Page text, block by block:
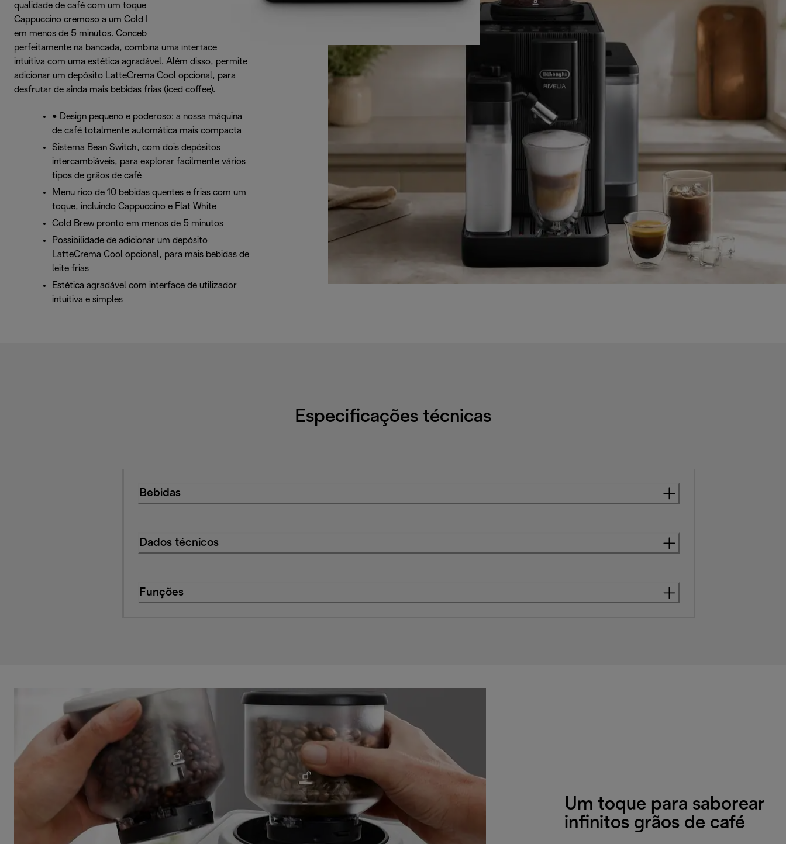
qualidade de café com um toque num botão, desde um
Cappuccino cremoso a um Cold Brew refrescante, pronta
em menos de 5 minutos. Concebida para se enquadrar
perfeitamente na bancada, combina uma interface
intuitiva com uma estética agradável. Além disso, permite
adicionar um depósito LatteCrema Cool opcional, para
desfrutar de ainda mais bebidas frias (iced coffee).
• Design pequeno e poderoso: a nossa máquina
de café totalmente automática mais compacta
Sistema Bean Switch, com dois depósitos
intercambiáveis, para explorar facilmente vários
tipos de grãos de café
Menu rico de 10 bebidas quentes e frias com um
toque, incluindo Cappuccino e Flat White
Cold Brew pronto em menos de 5 minutos
Possibilidade de adicionar um depósito
LatteCrema Cool opcional, para mais bebidas de
leite frias
Estética agradável com interface de utilizador
intuitiva e simples
Especificações técnicas
Bebidas
Dados técnicos
Funções
Um toque para saborear
infinitos grãos de café